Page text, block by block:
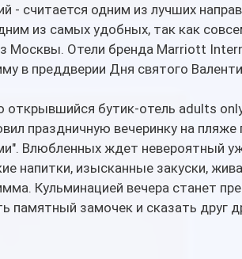
- считается одним из лучших
из самых удобных, так как
Москвы. Отели бренда Marriott
в преддверии Дня святого
открывшийся бутик-отель adults
праздничную вечеринку на
Влюбленных ждет невероятный
напитки, изысканные закуски,
Кульминацией вечера станет
памятный замочек и сказать друг